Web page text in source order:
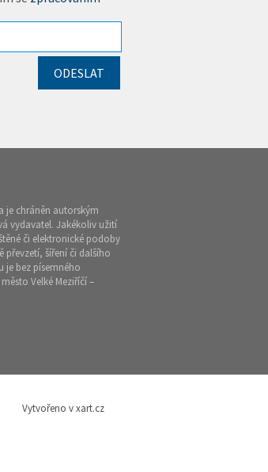
je chráněn autorským
vydavatel. Jakékoliv užití
či elektronické podoby
převzetí, šíření či dalšího
je bez písemného
Velké Meziříčí –
Vytvořeno v xart.cz